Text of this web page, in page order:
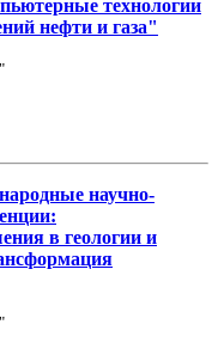
технологии
нефти и газа"
научно-
в геологии и